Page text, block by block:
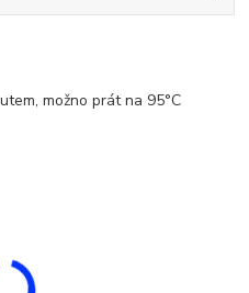
možno prát na 95°C